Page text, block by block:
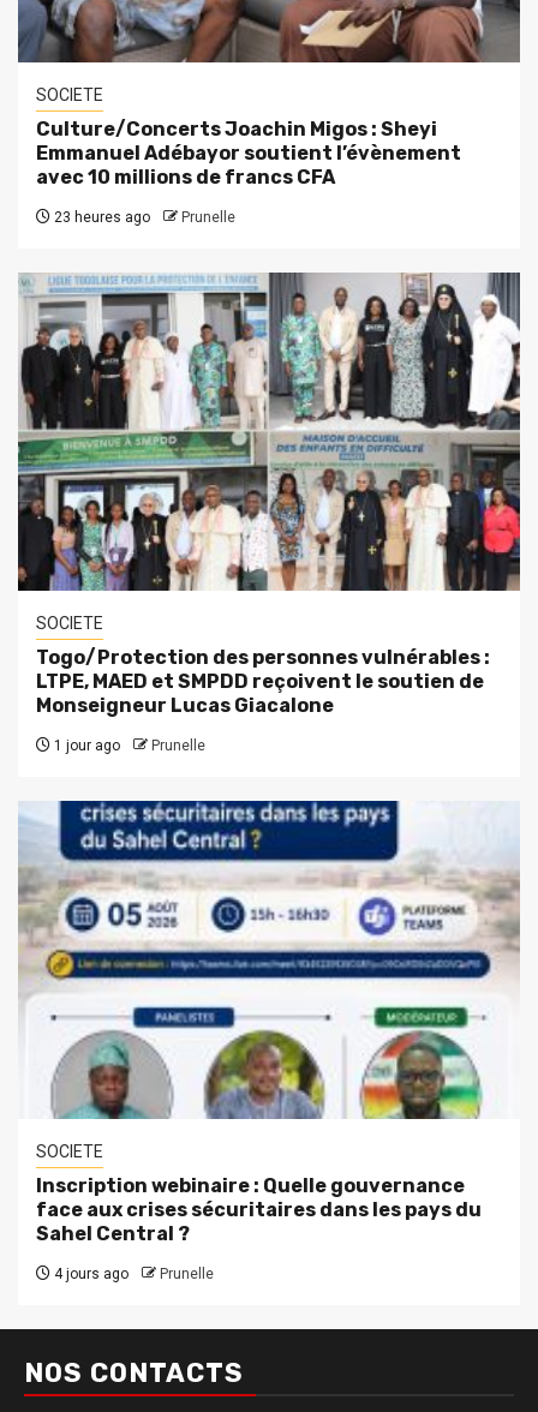
SOCIETE
Culture/Concerts Joachin Migos : Sheyi
Emmanuel Adébayor soutient l’évènement
avec 10 millions de francs CFA
23 heures ago Prunelle
SOCIETE
Togo/Protection des personnes vulnérables :
LTPE, MAED et SMPDD reçoivent le soutien de
Monseigneur Lucas Giacalone
1 jour ago Prunelle
SOCIETE
Inscription webinaire : Quelle gouvernance
face aux crises sécuritaires dans les pays du
Sahel Central ?
4 jours ago Prunelle
NOS CONTACTS